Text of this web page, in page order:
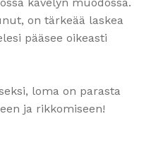
on tärkeää laskea
pääsee oikeasti
loma on parasta
ja rikkomiseen!